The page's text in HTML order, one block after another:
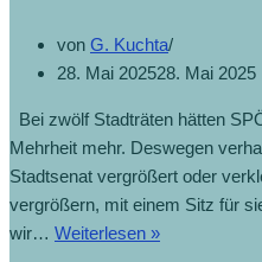
von G. Kuchta
28. Mai 202528. Mai 2025
Bei zwölf Stadträten hätten
Mehrheit mehr. Deswegen
Stadtsenat vergrößert oder
vergrößern, mit einem Sitz für
wir… Weiterlesen »